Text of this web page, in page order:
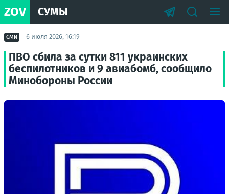
ZOV СУМЫ
СМИ 6 июля 2026, 16:19
ПВО сбила за сутки 811 украинских
беспилотников и 9 авиабомб, сообщило
Минобороны России